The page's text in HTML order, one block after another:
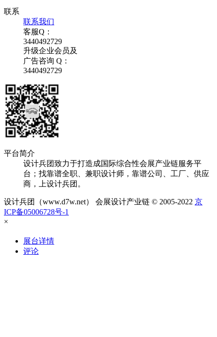
联系
联系我们
客服Q：
3440492729
升级企业会员及
广告咨询 Q：
3440492729
平台简介
设计兵团致力于打造成国际综合性会展产业链服务平
台；找靠谱全职、兼职设计师，靠谱公司、工厂、供应
商，上设计兵团。
设计兵团（www.d7w.net） 会展设计产业链 © 2005-2022 京
ICP备05006728号-1
×
展台详情
评论